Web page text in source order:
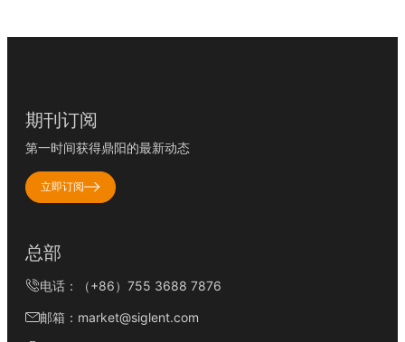
期刊订阅
第一时间获得鼎阳的最新动态
立即订阅
总部
电话：（+86）755 3688 7876
邮箱：market@siglent.com